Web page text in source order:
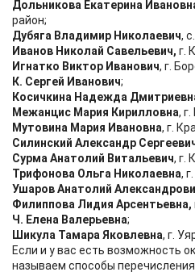
Дольникова Екатерина
район;
Дубяга Владимир Николаевич,
Иванов Николай Савельевич, г.
Игнатко Виктор Иванович, г.
К. Сергей Иванович;
Косичкина Надежда
Межанцис Мария Кирилловна,
Мутовина Мария Ивановна, г.
Силинский Александр
Сурма Анатолий Витальевич, г.
Трифонова Ольга Николаевна,
Ушаров Анатолий
Филиппова Лидия Арсентьевна,
Ч. Елена Валерьевна;
Шикула Тамара Яковлевна, г.
Если и у вас есть возможность
называем способы перечисления